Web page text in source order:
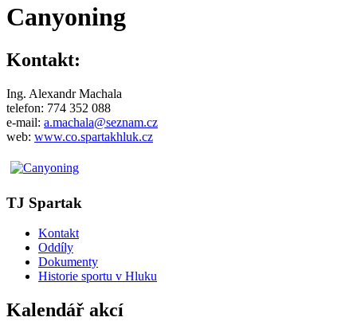
Canyoning
Kontakt:
Ing. Alexandr Machala
telefon: 774 352 088
e-mail: a.machala@seznam.cz
web: www.co.spartakhluk.cz
TJ Spartak
Kontakt
Oddíly
Dokumenty
Historie sportu v Hluku
Kalendář akcí